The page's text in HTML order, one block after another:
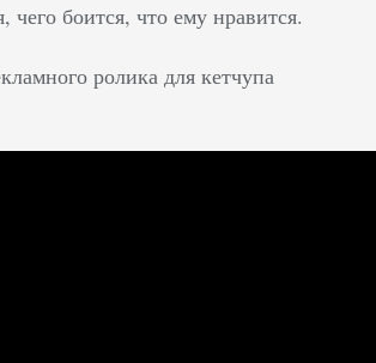
чего боится, что ему нравится.
ролика для кетчупа